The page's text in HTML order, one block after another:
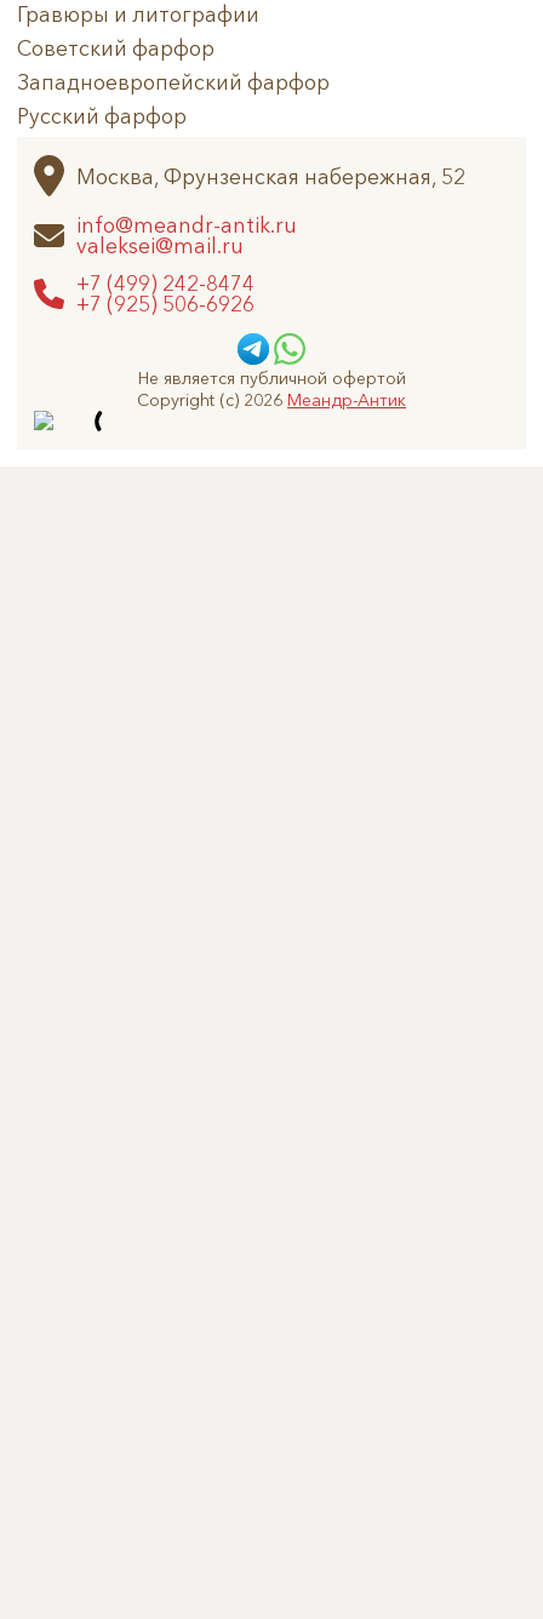
Гравюры и литографии
Советский фарфор
Западноевропейский фарфор
Русский фарфор
Архив
Москва, Фрунзенская набережная, 52
info@meandr-antik.ru
valeksei@mail.ru
+7 (499) 242-8474
+7 (925) 506-6926
Не является публичной офертой
Copyright (c) 2026 Меандр-Антик